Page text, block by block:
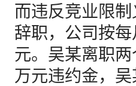
而违反竞业限
辞职，公司按
元。吴某离职
万元违约金，